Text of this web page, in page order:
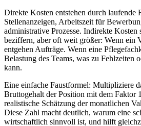
Direkte Kosten entstehen durch
Stellenanzeigen, Arbeitszeit für
administrative Prozesse. Indirekte Kosten
beziffern, aber oft weit größer: Wenn ein
entgehen Aufträge. Wenn eine
Belastung des Teams, was zu Fehlzeiten
kann.
Eine einfache Faustformel: Multipliziere
Bruttogehalt der Position mit dem Faktor
realistische Schätzung der monatlichen
Diese Zahl macht deutlich, warum eine
wirtschaftlich sinnvoll ist, und hilft